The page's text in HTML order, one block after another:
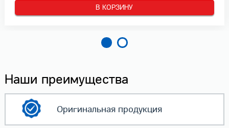
В КОРЗИНУ
Наши преимущества
Оригинальнаяпродукция